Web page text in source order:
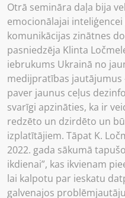
Otrā semināra daļa bija
emocionālajai
komunikācijas zinātnes
pasniedzēja Klinta
iebrukums Ukrainā no
medijpratības jautājumus
paver jaunus ceļus
svarīgi apzināties, ka ir
redzēto un dzirdēto un
izplatītājiem. Tāpat K.
2022. gada sākumā
ikdienai”, kas ikvienam
lai kalpotu par ieskatu
galvenajos